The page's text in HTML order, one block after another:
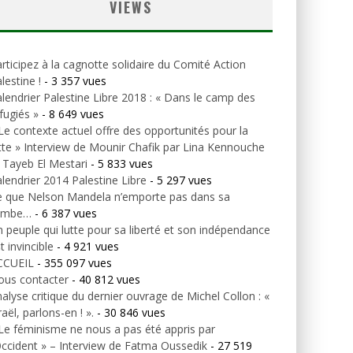
VIEWS
à la cagnotte solidaire du Comité Action
! - 3 357 vues
Palestine Libre 2018 : « Dans le camp des
» - 8 649 vues
contexte actuel offre des opportunités pour la
» Interview de Mounir Chafik par Lina Kennouche
El Mestari - 5 833 vues
2014 Palestine Libre - 5 297 vues
que Nelson Mandela n’emporte pas dans sa
- 6 387 vues
peuple qui lutte pour sa liberté et son indépendance
invincible - 4 921 vues
- 355 097 vues
contacter - 40 812 vues
critique du dernier ouvrage de Michel Collon : «
parlons-en ! ». - 30 846 vues
féminisme ne nous a pas été appris par
» – Interview de Fatma Oussedik - 27 519